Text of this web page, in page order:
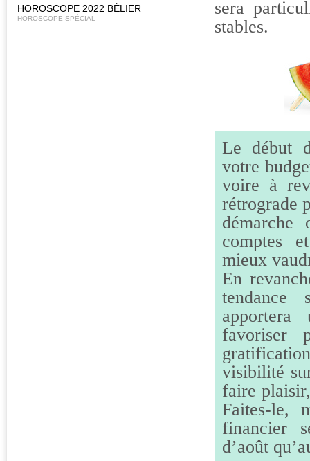
HOROSCOPE 2022 BÉLIER
HOROSCOPE SPÉCIAL
sera
stables.
Le début
votre
voire à
rétrograde
comptes
mieux
En
tendance
favoriser
visibilité
faire
Faites-le,
financier
d’août